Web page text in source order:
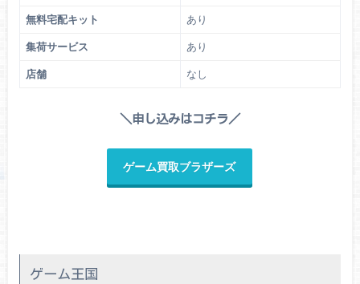
無料宅配キット あり
集荷サービス あり
店舗 なし
＼申し込みはコチラ／
ゲーム買取ブラザーズ
ゲーム王国